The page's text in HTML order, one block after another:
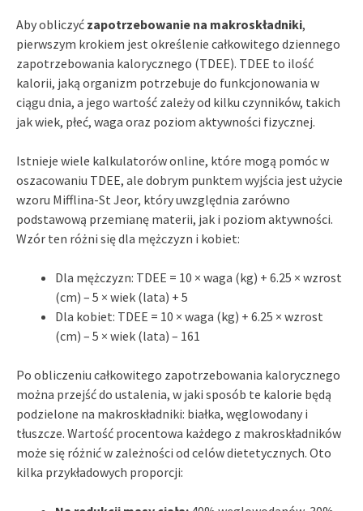
Aby obliczyć zapotrzebowanie na makroskładniki,
pierwszym krokiem jest określenie całkowitego dziennego
zapotrzebowania kalorycznego (TDEE). TDEE to ilość
kalorii, jaką organizm potrzebuje do funkcjonowania w
ciągu dnia, a jego wartość zależy od kilku czynników, takich
jak wiek, płeć, waga oraz poziom aktywności fizycznej.
Istnieje wiele kalkulatorów online, które mogą pomóc w
oszacowaniu TDEE, ale dobrym punktem wyjścia jest użycie
wzoru Mifflina-St Jeor, który uwzględnia zarówno
podstawową przemianę materii, jak i poziom aktywności.
Wzór ten różni się dla mężczyzn i kobiet:
Dla mężczyzn: TDEE = 10 × waga (kg) + 6.25 × wzrost
(cm) – 5 × wiek (lata) + 5
Dla kobiet: TDEE = 10 × waga (kg) + 6.25 × wzrost
(cm) – 5 × wiek (lata) – 161
Po obliczeniu całkowitego zapotrzebowania kalorycznego
można przejść do ustalenia, w jaki sposób te kalorie będą
podzielone na makroskładniki: białka, węglowodany i
tłuszcze. Wartość procentowa każdego z makroskładników
może się różnić w zależności od celów dietetycznych. Oto
kilka przykładowych proporcji: